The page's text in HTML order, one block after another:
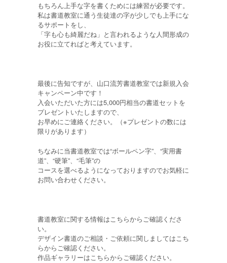
もちろん上手な字を書くためには練習が必要です。
私は書道教室に通う生徒達の字が少しでも上手にな
るサポートをし、
「字も心も綺麗だね」と言われるような人間形成の
お役に立てればと考えています。
最後に告知ですが、山口流芳書道教室では新規入会
キャンペーン中です！
入会いただいた方には5,000円相当の書道セットを
プレゼントいたしますので、
お早めにご連絡ください。（※プレゼントの数には
限りがあります）
ちなみに当書道教室では“ボールペン字”、“実用書
道”、“硬筆”、“毛筆”の
コースを選べるようになっておりますのでお気軽に
お問い合わせください。
書道教室に関する情報はこちらからご確認くださ
い。
デザイン書道のご相談・ご依頼に関しましてはこち
らからご確認ください。
作品ギャラリーはこちらからご確認ください。